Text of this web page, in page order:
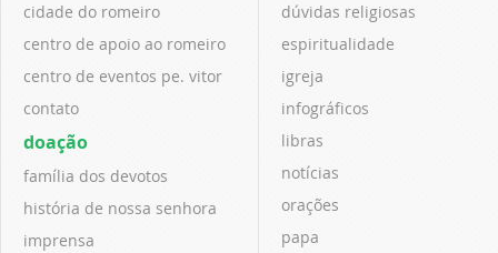
cidade do romeiro
centro de apoio ao romeiro
centro de eventos pe. vitor
contato
doação
família dos devotos
história de nossa senhora
imprensa
dúvidas religiosas
espiritualidade
igreja
infográficos
libras
notícias
orações
papa